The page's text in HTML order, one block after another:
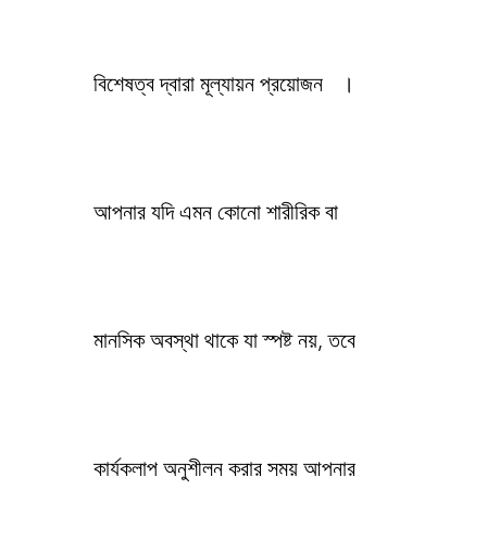
বিশেষত্ব দ্বারা মূল্যায়ন প্রয়োজন ।
আপনার যদি এমন কোনো শারীরিক বা
মানসিক অবস্থা থাকে যা স্পষ্ট নয়, তবে
কার্যকলাপ অনুশীলন করার সময় আপনার